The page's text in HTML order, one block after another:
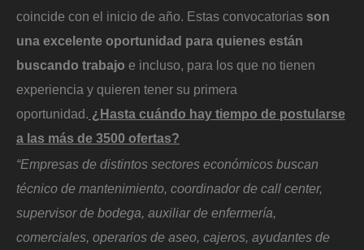
coincide con el inicio de año. Estas convocatorias son
una excelente oportunidad para quienes están
buscando trabajo e incluso, para los que no tienen
experiencia y quieren tener su primera
oportunidad. ¿Hasta cuándo hay tiempo de postularse
a las más de 3500 ofertas?
“Empresas de distintos sectores económicos buscan
técnico de mantenimiento, coordinador de call center,
supervisor de bodega, auxiliar de enfermería,
comerciales, operarios de aseo, cajeros, ayudantes de